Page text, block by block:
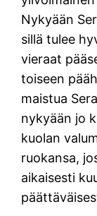
Nykyään
sillä tulee
vieraat
toiseen
maistua
nykyään jo
kuolan
ruokansa,
aikaisesti